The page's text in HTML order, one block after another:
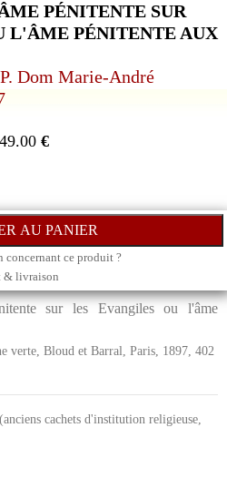
PÉNITENTE SUR
L'ÂME PÉNITENTE AUX
Dom Marie-André
49.00€
concernant ce produit ?
& livraison
sur les Evangiles ou l'âme
verte, Bloud et Barral, Paris, 1897, 402
cachets d'institution religieuse,